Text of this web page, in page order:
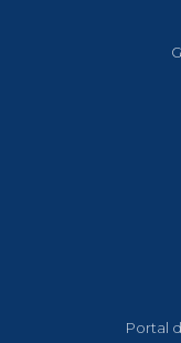
Portal